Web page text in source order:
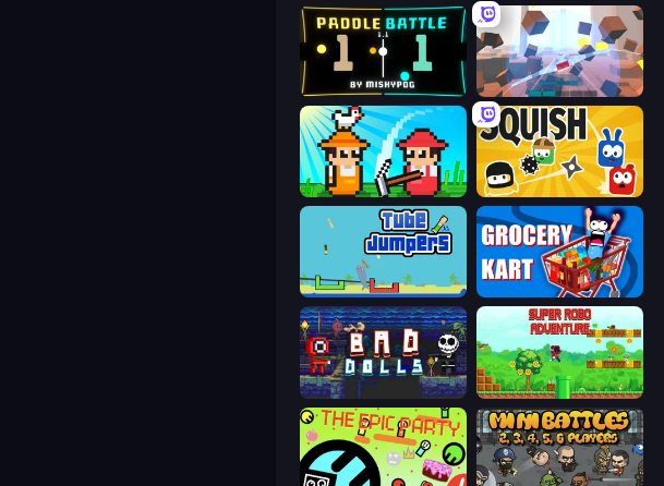
Paddle Battle Cubic Rush
Farmer Challenge Party Squish
Tube Jumpers Grocery Kart
Bad Dolls Super Robo - Adventure